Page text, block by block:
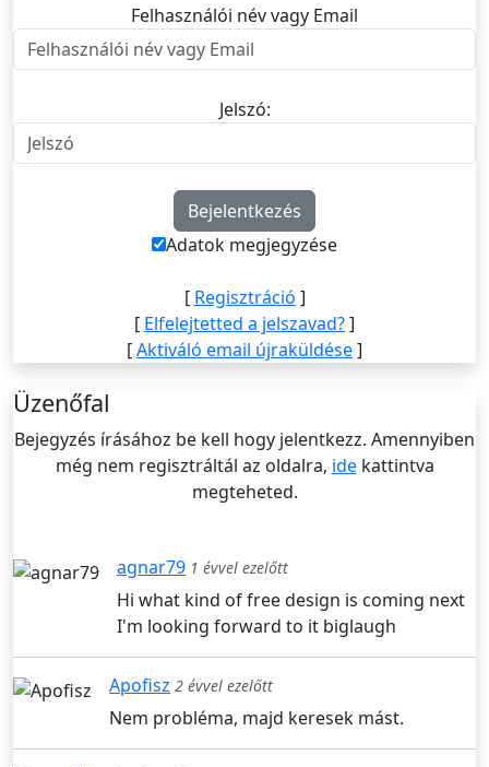
Felhasználói név vagy Email
Felhasználói név vagy Email
Jelszó:
Adatok megjegyzése
[ Regisztráció ]
[ Elfelejtetted a jelszavad?]
[Aktiváló email újraküldése]
Üzenőfal
Bejegyzés írásához be kell hogy jelentkezz. Amennyiben
még nem regisztráltál az oldalra, idekattintva
megteheted.
agnar79 1 évvel ezelőtt
Hi what kind of free design is coming next
I'm looking forward to it biglaugh
Apofisz 2 évvel ezelőtt
Nem probléma, majd keresek mást.